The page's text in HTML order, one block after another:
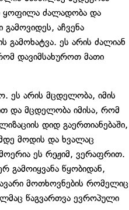
ყოფილა ძალადობა და
აჩვენა
ეს არის ძალიან
დავიმსახუროთ მათი
ეს არის მცდელობა, იმის
და მცდელობა იმისა, რომ
დიდ გაერთიანებაში,
მოდის და ხვალაც
ეს რეჟიმ, ვერაფრით.
გამოიყვანა წყობიდან,
მოთხოვნების რომელიც
წაგვართვა ევროპული